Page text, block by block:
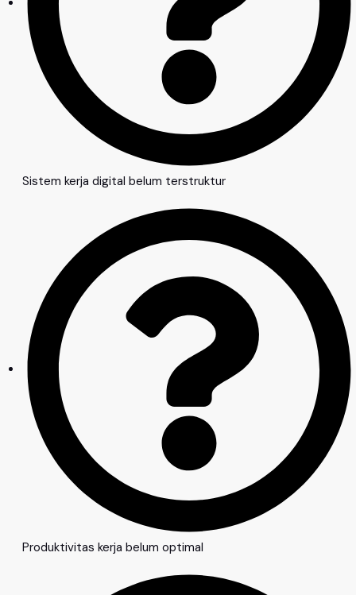
Sistem kerja digital belum terstruktur
Produktivitas kerja belum optimal